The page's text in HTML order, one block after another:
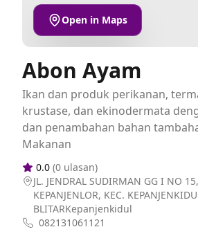
Open in Maps
Abon Ayam
Ikan dan produk perikanan,
krustase, dan ekinodermata
dan penambahan bahan
Makanan
0.0 (0 ulasan)
JL. JENDRAL SUDIRMAN GG I NO
KEPANJENLOR, KEC.
BLITARKepanjenkidul
082131061121